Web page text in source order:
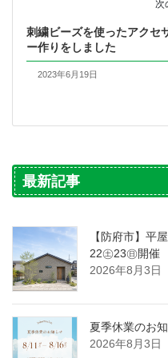
次
刺繍ビーズを使ったアクセ
ー作りをしました
2023年6月19日
最新記事
【防府市】平
22㊏23㊐開催
2026年8月3日
夏季休業のお
2026年8月3日